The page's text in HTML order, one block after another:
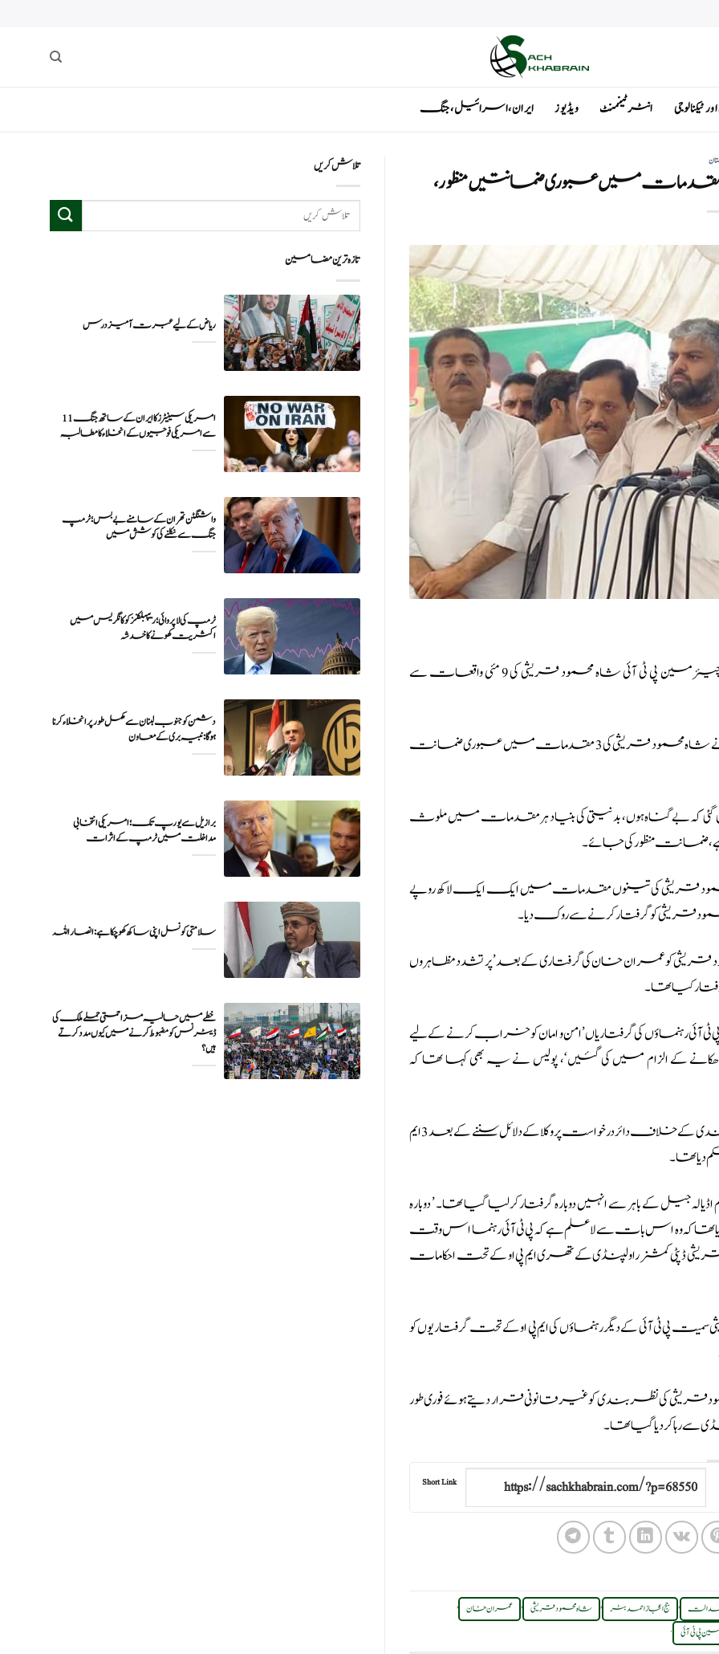
انٹرٹینمنٹ ویڈیوز ایران ، اسرائیل ، جنگ
) لاہور کی انسداد دہشتگردی عدالت نے وائس چیئرمین پی ٹی آئی شاہ محمود قریشی کی 9 مئی واقعات سے
کے جج اعجاز احمد بٹر نے شاہ محمود قریشی کی 3 مقدمات میں عبوری ضمانت
بے گناہ ہوں، بد نیتی کی بنیاد ہر مقدمات میں ملوث
ضمانت منظور کی جائے۔
ہوئے 27 جون تک شاہ محمود قریشی کی تینوں مقدمات میں ایک ایک لاکھ روپے
قریشی کو گرفتار کرنے سے روک دیا۔
قریشی کو عمران خان کی گرفتاری کے بعد ’پر تشدد مظاہروں
آئی رہنماؤں کی گرفتاریاں ’امن و امان کو خراب کرنے کے لیے
کے الزام میں کی گئیں‘، پولیس نے یہ بھی کہا تھا کہ
18 مئی کو اسلام آباد ہائیکورٹ نے شاہ محمود قریشی کی نظر بندی کے خلاف دائر درخواست پروکلا کے دلائل سننے کے بعد 3 ایم
دیا تھا۔
اڈیالہ جیل کے باہر سے انہیں دوبارہ گرفتار کرلیا گیا تھا۔ ’ دوبارہ
تھا کہ وہ اس بات سے لاعلم ہے کہ پی ٹی آئی رہنما اس وقت
ڈپٹی کمشنر راولپنڈی کے تھری ایم پی او کے تحت احکامات
سمیت پی ٹی آئی کے دیگر رہنماؤں کی ایم پی او کے تحت گرفتاریوں کو
محمود قریشی کی نظربندی کو غیرقانونی قرار دیتے ہوئے فوری طور
سے رہا کردیا گیا تھا۔
Short Link
عدالت , جج اعجاز احمد بٹر , شاہ محمود قریشی , عمران خان ,
پی ٹی آئی
.
تلاش کریں
تازہ ترین مضامین
ریاض کے لیے عبرت آمیز درس
11 امریکی سینیٹرز کا ایران کے ساتھ جنگ
واشنگٹن تهران کے سامنے بے بس؛ ٹرمپ
جنگ سے نکلنے کی کوشش میں
ٹرمپ کی لا پروائی؛ ریپبلکنز کو کانگریس میں
اکثریت کھونے کا خدشہ
دشمن کو جنوب لبنان سے مکمل طور پر انخلاء کرنا
ہوگا: نبیہ بری کے معاون
برازیل سے یورپ تک؛ امریکی انتخابی
خطے میں حالیہ مزاحمتی حملے ملک کی
ڈیٹرنس کو مضبوط کرنے میں کیوں مدد کرتے
ہیں؟